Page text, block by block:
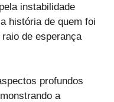
instabilidade
história de quem foi
de esperança
profundos
a